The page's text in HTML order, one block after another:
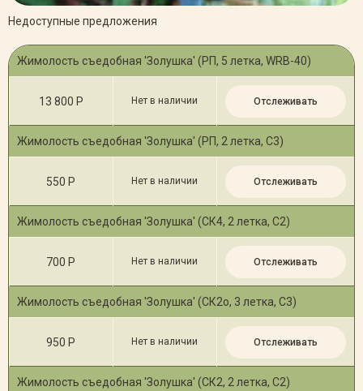
Недоступные предложения
Жимолость съедобная 'Золушка' (РП, 5 летка, WRB-40)
13 800 Р Нет в наличии Отслеживать
Жимолость съедобная 'Золушка' (РП, 2 летка, С3)
550 Р Нет в наличии Отслеживать
Жимолость съедобная 'Золушка' (СК4, 2 летка, С2)
700 Р Нет в наличии Отслеживать
Жимолость съедобная 'Золушка' (СК2о, 3 летка, С3)
950 Р Нет в наличии Отслеживать
Жимолость съедобная 'Золушка' (СК2, 2 летка, С2)